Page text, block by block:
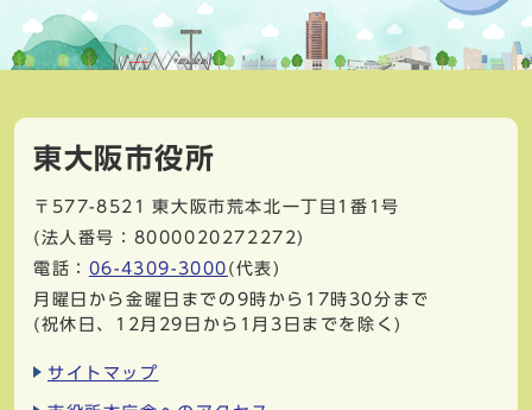
東大阪市役所
〒577-8521
東大阪市荒本北一丁目1番1号
(法人番号：8000020272272)
電話： 06-4309-3000 (代表)
月曜日から金曜日までの9時から17時30分まで
(祝休日、12月29日から1月3日までを除く)
サイトマップ